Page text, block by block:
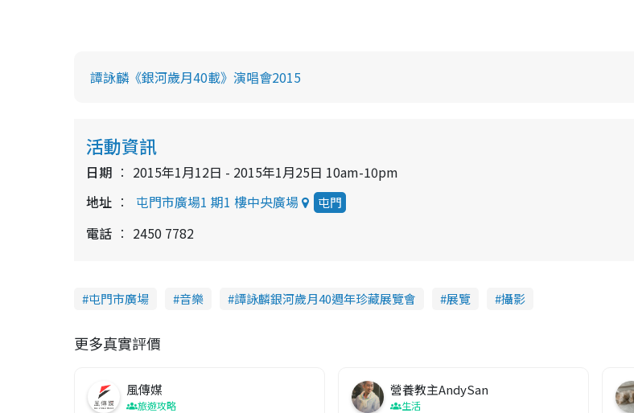
譚詠麟《銀河歲月40載》演唱會2015
活動資訊
日期
2015年1月12日 - 2015年1月25日 10am-10pm
地址
屯門市廣場1 期1 樓中央廣場 屯門
電話 2450 7782
屯門市廣場 音樂 譚詠麟銀河歲月40週年珍藏展覽會 展覽 攝影
更多真實評價
風傳媒
旅遊攻略
營養教主AndySan
生活